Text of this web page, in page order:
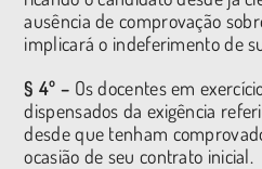
ausência de comprovação
implicará o indeferimento de
§ 4º – Os docentes em
dispensados da exigência
desde que tenham
ocasião de seu contrato inicial.